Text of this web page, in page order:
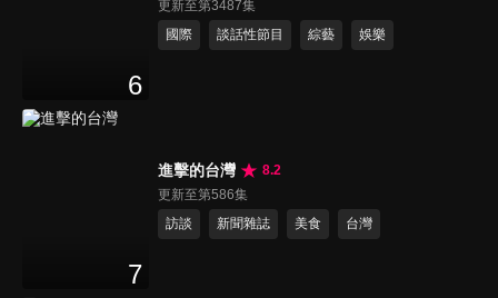
6
更新至第3487集
國際
談話性節目 綜藝 娛樂
7
進擊的台灣
8.2
更新至第586集
訪談
新聞雜誌 美食 台灣